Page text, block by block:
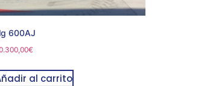
600AJ
€
al carrito